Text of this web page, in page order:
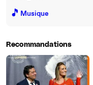
🎵 Musique
Recommandations